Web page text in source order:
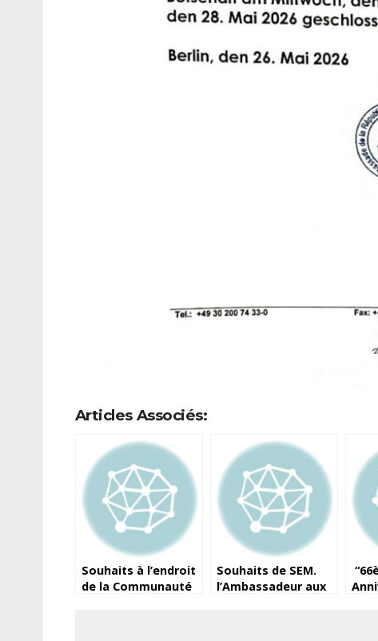
Articles Associés:
Souhaits à l’endroit
de la Communauté
Souhaits de SEM.
l’Ambassadeur aux